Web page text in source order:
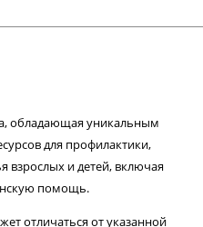
обладающая уникальным
для профилактики,
взрослых и детей, включая
помощь.
отличаться от указанной